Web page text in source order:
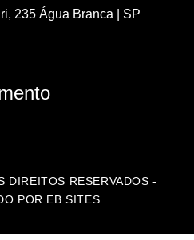
235 Água Branca | SP
DIREITOS RESERVADOS -
POR EB SITES